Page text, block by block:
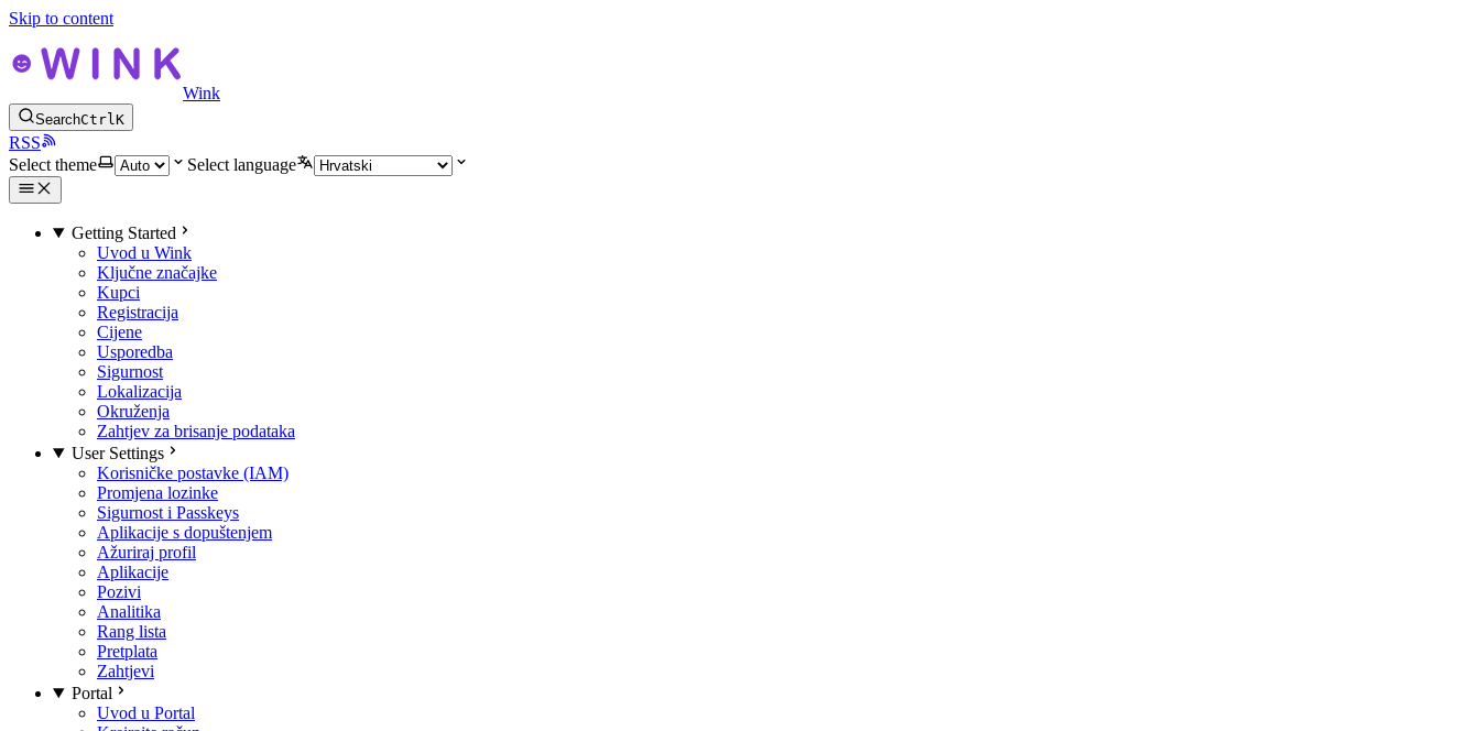
Skip to content
Wink
SearchCtrlK
RSS
Select theme
Select language
Getting Started
Uvod u Wink
Ključne značajke
Kupci
Registracija
Cijene
Usporedba
Sigurnost
Lokalizacija
Okruženja
Zahtjev za brisanje podataka
User Settings
Korisničke postavke (IAM)
Promjena lozinke
Sigurnost i Passkeys
Aplikacije s dopuštenjem
Ažuriraj profil
Aplikacije
Pozivi
Analitika
Rang lista
Pretplata
Zahtjevi
Portal
Uvod u Portal